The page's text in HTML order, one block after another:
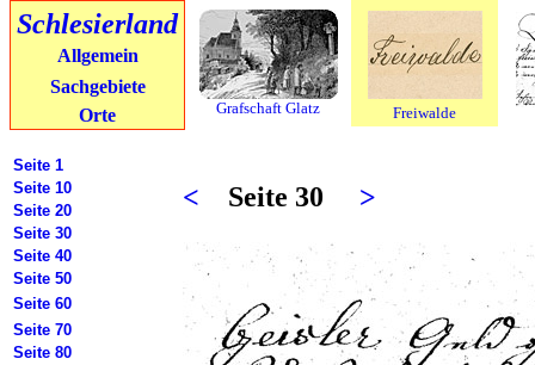
Freiwalde
Grafschaft Glatz
Schlesierland
Allgemein
Sachgebiete
Orte
Seite 1
Seite 10
Seite 20
Seite 30
Seite 40
Seite 50
Seite 60
Seite 70
Seite 80
< Seite 30 >